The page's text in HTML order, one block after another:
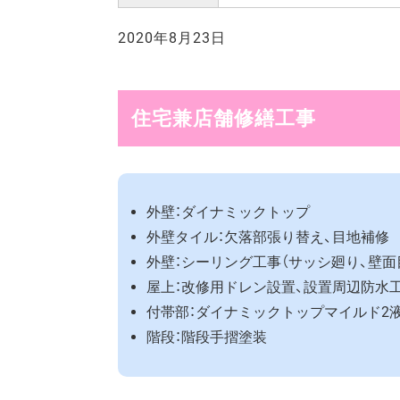
2020年8月23日
住宅兼店舗修繕工事
外壁：ダイナミックトップ
外壁タイル：欠落部張り替え、目地補修
外壁：シーリング工事（サッシ廻り、壁面
屋上：改修用ドレン設置、設置周辺防水
付帯部：ダイナミックトップマイルド2
階段：階段手摺塗装